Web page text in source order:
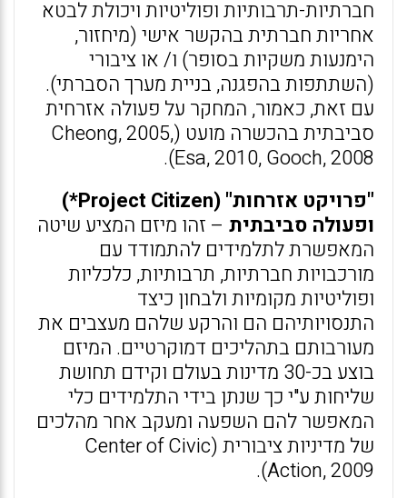
חברתיות-תרבותיות ופוליטיות ויכולת לבטא
אחריות חברתית בהקשר אישי (מיחזור,
הימנעות משקיות בסופר) ו/ או ציבורי
(השתתפות בהפגנה, בניית מערך הסברתי).
עם זאת, כאמור, המחקר על פעולה אזרחית
סביבתית בהכשרה מועט (Cheong, 2005,
Esa, 2010, Gooch, 2008).
"פרויקט אזרחות" (Project Citizen*)
ופעולה סביבתית – זהו מיזם המציע שיטה
המאפשרת לתלמידים להתמודד עם
מורכבויות חברתיות, תרבותיות, כלכליות
ופוליטיות מקומיות ולבחון כיצד
התנסויותיהם הם והרקע שלהם מעצבים את
מעורבותם בתהליכים דמוקרטיים. המיזם
בוצע בכ-30 מדינות בעולם וקידם תחושת
שליחות ע"י כך שנתן בידי התלמידים כלי
המאפשר להם השפעה ומעקב אחר מהלכים
של מדיניות ציבורית (Center of Civic
Action, 2009).